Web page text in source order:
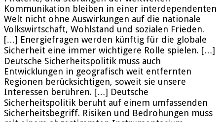
Kommunikation bleiben in einer interdependenten
Welt nicht ohne Auswirkungen auf die nationale
Volkswirtschaft, Wohlstand und sozialen Frieden.
[…] Energiefragen werden künftig für die globale
Sicherheit eine immer wichtigere Rolle spielen. […]
Deutsche Sicherheitspolitik muss auch
Entwicklungen in geografisch weit entfernten
Regionen berücksichtigen, soweit sie unsere
Interessen berühren. […] Deutsche
Sicherheitspolitik beruht auf einem umfassenden
Sicherheitsbegriff. Risiken und Bedrohungen muss